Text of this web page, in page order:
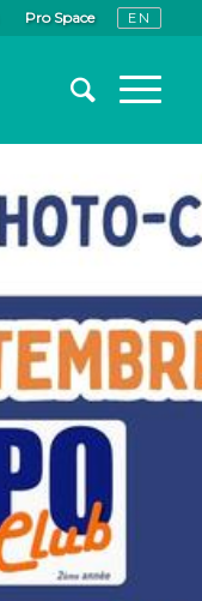
Pro Space